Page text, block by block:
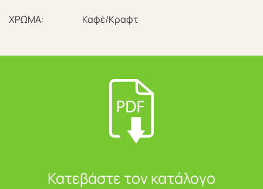
ΧΡΩΜΑ: Καφέ/Κραφτ
Κατεβάστε τον κατάλογο